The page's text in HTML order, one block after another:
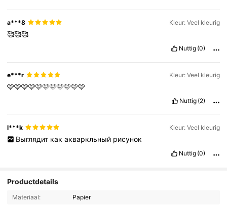
a***8 Kleur: Veel kleurig
🥰🥰🥰
Nuttig (0)
e***r Kleur: Veel kleurig
🩷🩷🩷🩷🩷🩷🩷🩷🩷🩷🩷
Nuttig (2)
l***k Kleur: Veel kleurig
Выглядит как акваркльный рисунок
Nuttig (0)
Productdetails
Materiaal: Papier